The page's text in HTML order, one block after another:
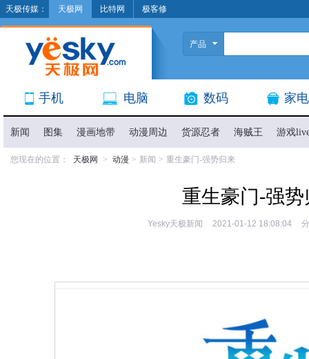
天极传媒： 天极网 比特网 极客修
产品
手机 电脑 数码 家电
新闻 图集 漫画地带 动漫周边 货源忍者 海贼王 游戏
您现在的位置： 天极网 > 动漫 > 新闻 > 重生豪门-强势归来
重生豪门-强势
Yesky天极新闻 2021-01-12 18:08:04